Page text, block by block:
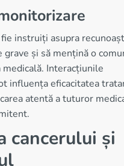
instruiți asupra
și să mențină o
medicală. Interacțiunile
influența eficacitatea
atentă a tuturor
cancerului și